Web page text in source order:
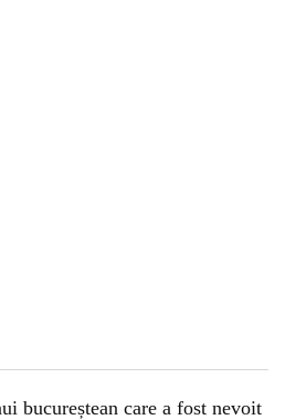
bucureștean care a fost nevoit